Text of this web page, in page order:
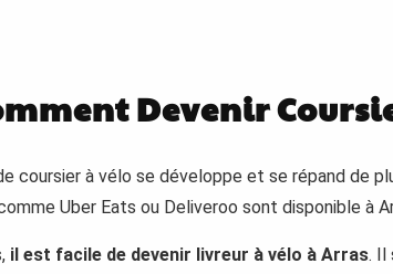
Devenir
coursier à vélo se développe et se répand de
Uber Eats ou Deliveroo sont disponible à
il est facile de devenir livreur à vélo à Arras. Il